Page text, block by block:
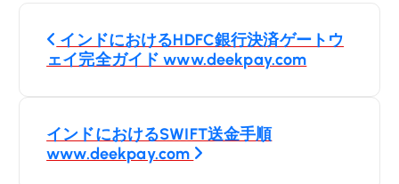
投
稿
ビ
インドにおけるHDFC銀行決済ゲートウ
ェイ完全ガイド www.deekpay.com
インドにおけるSWIFT送金手順
www.deekpay.com